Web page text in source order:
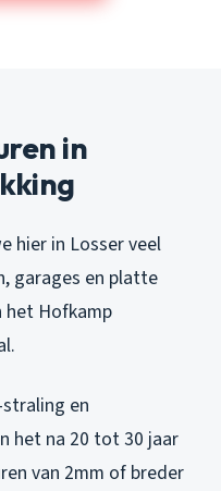
in
hier in Losser veel
garages en platte
het Hofkamp
en
het na 20 tot 30 jaar
van 2mm of breder